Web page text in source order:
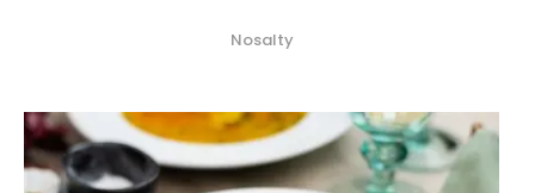
Nosalty